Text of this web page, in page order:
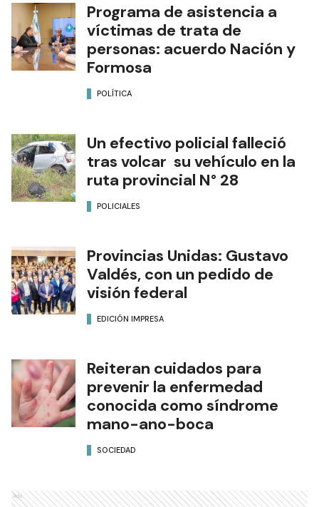
Programa de asistencia a
víctimas de trata de
personas: acuerdo Nación y
Formosa
POLÍTICA
Un efectivo policial falleció
tras volcar su vehículo en la
ruta provincial N° 28
POLICIALES
Provincias Unidas: Gustavo
Valdés, con un pedido de
visión federal
EDICIÓN IMPRESA
Reiteran cuidados para
prevenir la enfermedad
conocida como síndrome
mano-ano-boca
SOCIEDAD
Ads